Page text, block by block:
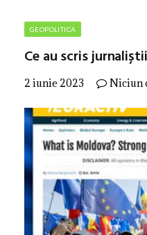
GEOPOLITICA
Ce au scris
2 iunie 2023 Niciun